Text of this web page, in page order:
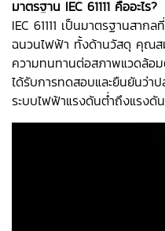
มาตรฐาน IEC 61111 คืออะไร?
IEC 61111 เป็นมาตรฐานสา
ฉนวนไฟฟ้า ทั้งด้านวัสดุ คุณส
ความทนทานต่อสภาพแวดล้อ
ได้รับการทดสอบและยืนยันว่า
ระบบไฟฟ้าแรงดันต่ำถึงแรงดั